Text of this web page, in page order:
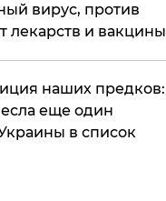
вирус, против
лекарств и вакцины
наших предков:
еще один
в список